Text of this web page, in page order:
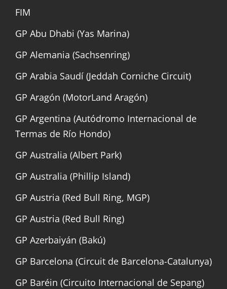
FIM
GP Abu Dhabi (Yas Marina)
GP Alemania (Sachsenring)
GP Arabia Saudí (Jeddah Corniche Circuit)
GP Aragón (MotorLand Aragón)
GP Argentina (Autódromo Internacional de
Termas de Río Hondo)
GP Australia (Albert Park)
GP Australia (Phillip Island)
GP Austria (Red Bull Ring, MGP)
GP Austria (Red Bull Ring)
GP Azerbaiyán (Bakú)
GP Barcelona (Circuit de Barcelona-Catalunya)
GP Baréin (Circuito Internacional de Sepang)